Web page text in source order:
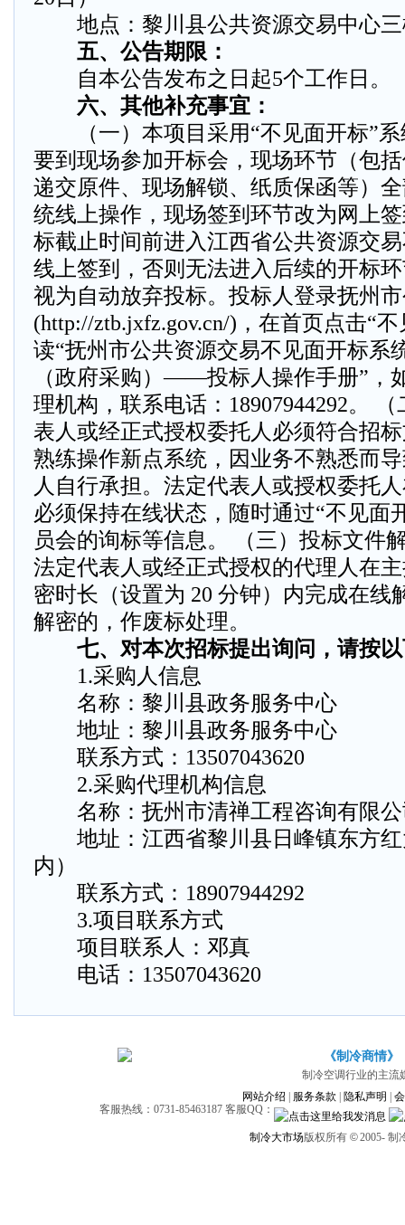
地点：黎川县公共资源交易中心三
五、公告期限：
自本公告发布之日起5个工作日。
六、其他补充事宜：
（一）本项目采用“不见面开标”系
要到现场参加开标会，现场环节（包
递交原件、现场解锁、纸质保函等）
统线上操作，现场签到环节改为网上
标截止时间前进入江西省公共资源交
线上签到，否则无法进入后续的开标
视为自动放弃投标。投标人登录抚州
(http://ztb.jxfz.gov.cn/)，在首页点击“
读“抚州市公共资源交易不见面开标系
（政府采购）——投标人操作手册”，
理机构，联系电话：18907944292。
表人或经正式授权委托人必须符合招
熟练操作新点系统，因业务不熟悉而
人自行承担。法定代表人或授权委托
必须保持在线状态，随时通过“不见面
员会的询标等信息。 （三）投标文件
法定代表人或经正式授权的代理人在
密时长（设置为 20 分钟）内完成在线
解密的，作废标处理。
七、对本次招标提出询问，请按以
1.采购人信息
名称：黎川县政务服务中心
地址：黎川县政务服务中心
联系方式：13507043620
2.采购代理机构信息
名称：抚州市清禅工程咨询有限公
地址：江西省黎川县日峰镇东方红
内）
联系方式：18907944292
3.项目联系方式
项目联系人：邓真
电话：13507043620
《制冷商情》
制冷空调行业的主流
网站介绍
服务条款 隐私声明
客服热线：0731-85463187 客服QQ：
制冷大市场版权所有 ©2005-制